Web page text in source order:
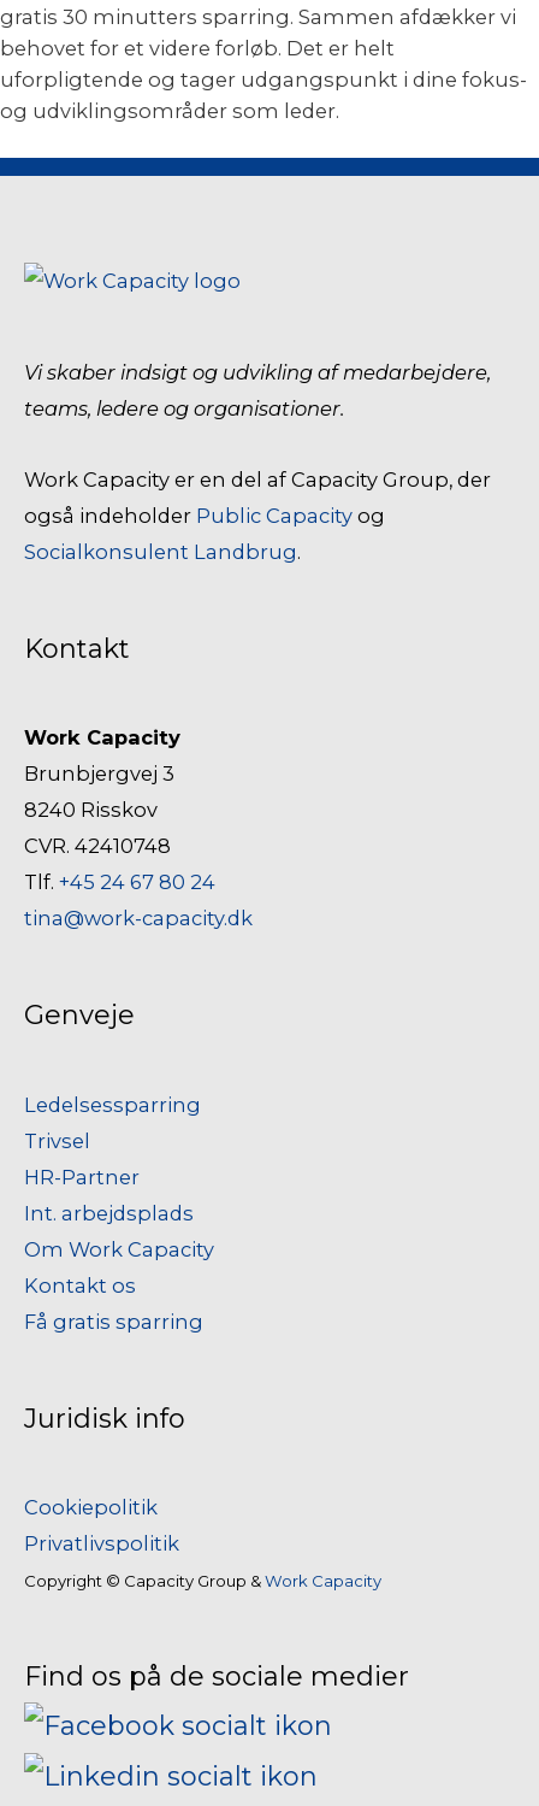
gratis 30 minutters sparring. Sammen afdækker vi
behovet for et videre forløb. Det er helt
uforpligtende og tager udgangspunkt i dine fokus-
og udviklingsområder som leder.
Vi skaber indsigt og udvikling af medarbejdere,
teams, ledere og organisationer.
Work Capacity er en del af Capacity Group, der
også indeholder Public Capacity og
Socialkonsulent Landbrug.
Kontakt
Work Capacity
Brunbjergvej 3
8240 Risskov
CVR. 42410748
Tlf. +45 24 67 80 24
tina@work-capacity.dk
Genveje
Ledelsessparring
Trivsel
HR-Partner
Int. arbejdsplads
Om Work Capacity
Kontakt os
Få gratis sparring
Juridisk info
Cookiepolitik
Privatlivspolitik
Copyright © Capacity Group &Work Capacity
Find os på de sociale medier